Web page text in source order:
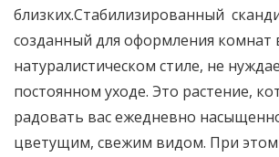
близких.Стабилизированный
созданный для оформления комнат
натуралистическом стиле, не
постоянном уходе. Это растение,
радовать вас ежедневно
цветущим, свежим видом. При